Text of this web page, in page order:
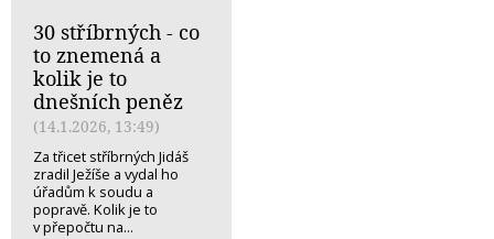
30 stříbrných - co
to znemená a
kolik je to
dnešních peněz
(14.1.2026, 13:49)
Za třicet stříbrných Jidáš
zradil Ježíše a vydal ho
úřadům k soudu a
popravě. Kolik je to
v přepočtu na...